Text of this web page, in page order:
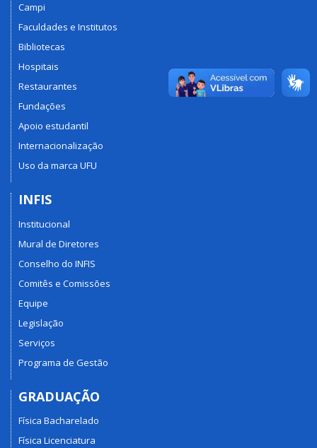
Campi
Faculdades e Institutos
Bibliotecas
Hospitais
Restaurantes
Fundações
Apoio estudantil
Internacionalização
Uso da marca UFU
INFIS
Institucional
Mural de Diretores
Conselho do INFIS
Comitês e Comissões
Equipe
Legislação
Serviços
Programa de Gestão
GRADUAÇÃO
Física Bacharelado
Física Licenciatura